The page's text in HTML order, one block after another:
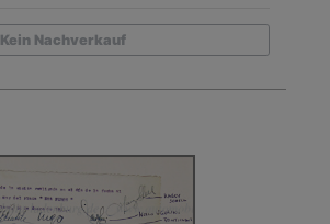
Kein Nachverkauf